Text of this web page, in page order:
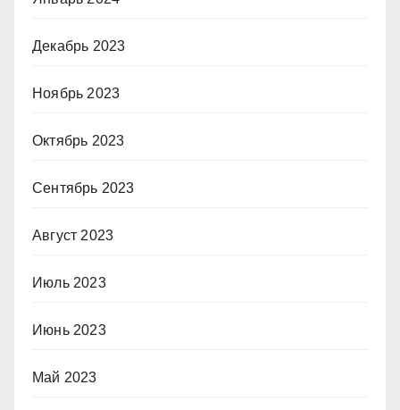
Декабрь 2023
Ноябрь 2023
Октябрь 2023
Сентябрь 2023
Август 2023
Июль 2023
Июнь 2023
Май 2023